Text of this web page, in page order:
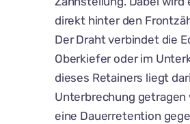
direkt hinter den
Der Draht verbindet die
Oberkiefer oder im
dieses Retainers liegt
Unterbrechung getragen
eine Dauerretention